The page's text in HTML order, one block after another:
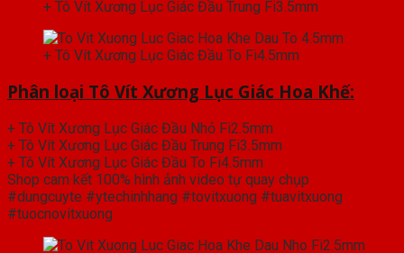
+ Tô Vít Xương Lục Giác Đầu Trung Fi3.5mm
+ Tô Vít Xương Lục Giác Đầu To Fi4.5mm
Phân loại Tô Vít Xương Lục Giác Hoa Khế:
+ Tô Vít Xương Lục Giác Đầu Nhỏ Fi2.5mm
+ Tô Vít Xương Lục Giác Đầu Trung Fi3.5mm
+ Tô Vít Xương Lục Giác Đầu To Fi4.5mm
Shop cam kết 100% hình ảnh video tự quay chụp
#dungcuyte #ytechinhhang #tovitxuong #tuavitxuong
#tuocnovitxuong